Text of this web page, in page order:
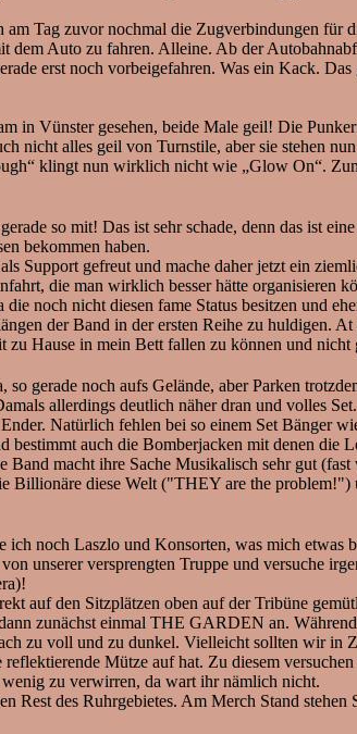
Tag zuvor nochmal die Zugverbindungen für
dem Auto zu fahren. Alleine. Ab der
erst noch vorbeigefahren. Was ein Kack.
in Vünster gesehen, beide Male geil! Die
nicht alles geil von Turnstile, aber sie stehen
klingt nun wirklich nicht wie „Glow On“.
so mit! Das ist sehr schade, denn das ist
bekommen haben.
Support gefreut und mache daher jetzt ein
die man wirklich besser hätte organisieren
noch nicht diesen fame Status besitzen und
der Band in der ersten Reihe zu huldigen.
Hause in mein Bett fallen zu können und
gerade noch aufs Gelände, aber Parken
allerdings deutlich näher dran und volles
Natürlich fehlen bei so einem Set Bänger
bestimmt auch die Bomberjacken mit denen
macht ihre Sache Musikalisch sehr gut
Billionäre diese Welt ("THEY are the
noch Laszlo und Konsorten, was mich
unserer versprengten Truppe und versuche
auf den Sitzplätzen oben auf der Tribüne
zunächst einmal THE GARDEN an.
zu voll und zu dunkel. Vielleicht sollten wir in
Mütze auf hat. Zu diesem
zu verwirren, da wart ihr nämlich nicht.
Rest des Ruhrgebietes. Am Merch Stand